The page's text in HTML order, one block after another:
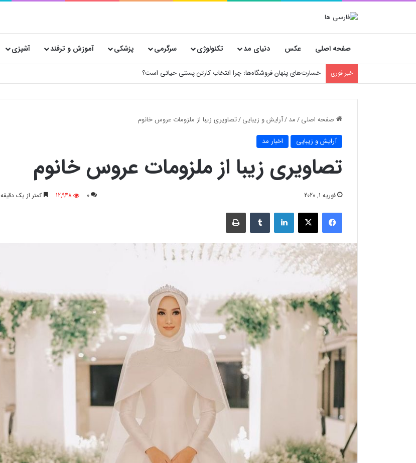
صفحه اصلی عکس دنیای مد تکنولوژی سرگرمی پزشکی آموزش و ترفند آشپزی
خبر فوری ارورهای کولر گازی تراست
صفحه اصلی/ مد/آرایش و زیبایی/تصاویری زیبا از ملزومات عروس خانوم
آرایش و زیبایی اخبار مد
تصاویری زیبا از ملزومات عروس خانوم
فوریه 1, 2020 0
12,948 کمتر از یک دقیقه
فیسبوک X لینکدین ‫تامبلر چاپ